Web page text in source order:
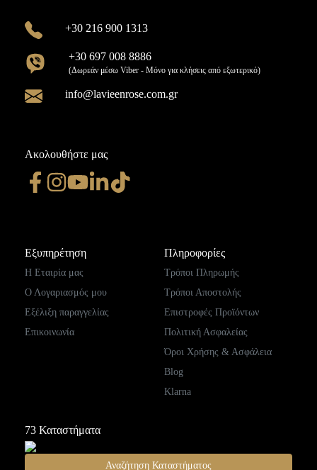
+30 216 900 1313
+30 697 008 8886
(Δωρεάν μέσω Viber - Μόνο για κλήσεις από εξωτερικό)
info@lavieenrose.com.gr
Ακολουθήστε μας
Εξυπηρέτηση
Η Εταιρία μας
Ο Λογαριασμός μου
Εξέλιξη παραγγελίας
Επικοινωνία
Πληροφορίες
Τρόποι Πληρωμής
Τρόποι Αποστολής
Επιστροφές Προϊόντων
Πολιτική Ασφαλείας
Όροι Χρήσης & Ασφάλεια
Blog
Klarna
73 Καταστήματα
Αναζήτηση Καταστήματος